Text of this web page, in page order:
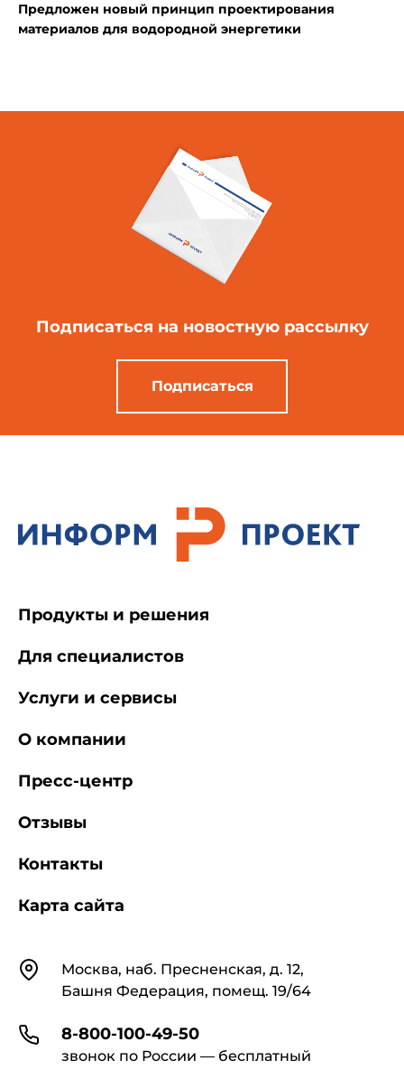
Предложен новый принцип проектирования
материалов для водородной энергетики
Подписаться на новостную рассылку
Подписаться
КонтактыМосква, наб. Пресненская, д. 12,
Башня Федерация, помещ. 19/64
8-800-100-49-50
звонок по России — бесплатный
Продукты и решения
Для специалистов
Услуги и сервисы
О компании
Пресс-центр
Отзывы
Контакты
Карта сайта